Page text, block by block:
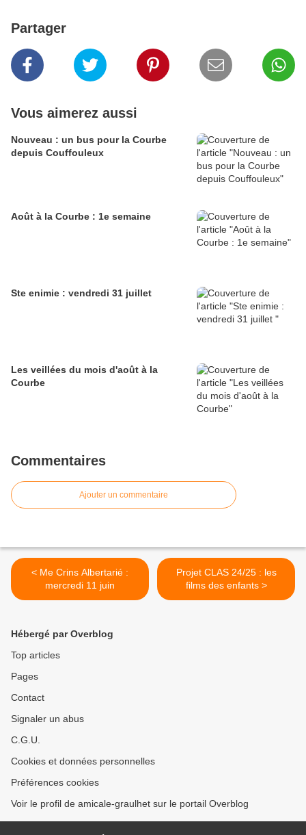
Partager
Vous aimerez aussi
Nouveau : un bus pour la Courbe
depuis Couffouleux
Août à la Courbe : 1e semaine
Ste enimie : vendredi 31 juillet
Les veillées du mois d'août à la
Courbe
Commentaires
Ajouter un commentaire
< Me Crins Albertarié :
mercredi 11 juin
Projet CLAS 24/25 : les
films des enfants >
Hébergé par Overblog
Top articles
Pages
Contact
Signaler un abus
C.G.U.
Cookies et données personnelles
Préférences cookies
Voir le profil de amicale-graulhet sur le portail Overblog